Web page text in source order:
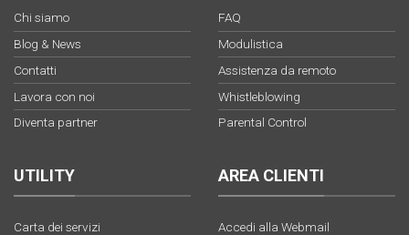
Chi siamo
Blog & News
Contatti
Lavora con noi
Diventa partner
FAQ
Modulistica
Assistenza da remoto
Whistleblowing
Parental Control
UTILITY
Carta dei servizi
AREA CLIENTI
Accedi alla Webmail